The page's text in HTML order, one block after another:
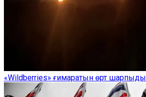
«Wildberries» ғимаратын өрт шарпыды